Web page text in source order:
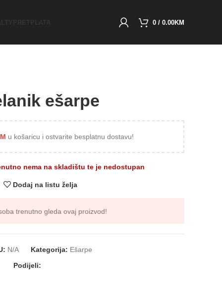
0 / 0.00KM
ešarpe
u košaricu i ostvarite besplatnu dostavu!
nema na skladištu te je nedostupan
Dodaj na listu želja
trenutno gleda ovaj proizvod!
N/A Kategorija: Ešarpe
Podijeli: